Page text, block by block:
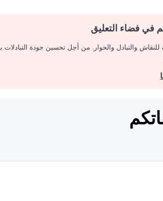
في فضاء التعليق
والتبادل والحوار. من أجل تحسين جودة